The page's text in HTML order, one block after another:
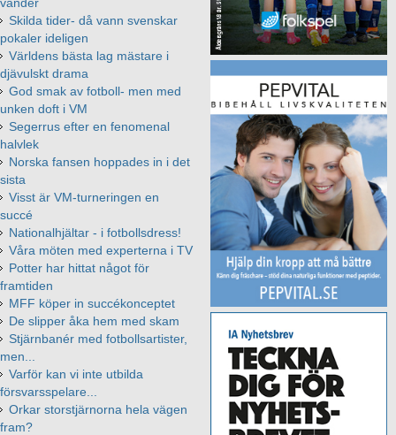
Skilda tider- då vann svenskar
pokaler ideligen
Världens bästa lag mästare i
djävulskt drama
God smak av fotboll- men med
unken doft i VM
Segerrus efter en fenomenal
halvlek
Norska fansen hoppades in i det
sista
Visst är VM-turneringen en
succé
Nationalhjältar - i fotbollsdress!
Våra möten med experterna i TV
Potter har hittat något för
framtiden
MFF köper in succékonceptet
De slipper åka hem med skam
Stjärnbanér med fotbollsartister,
men...
Varför kan vi inte utbilda
försvarsspelare...
Orkar storstjärnorna hela vägen
fram?